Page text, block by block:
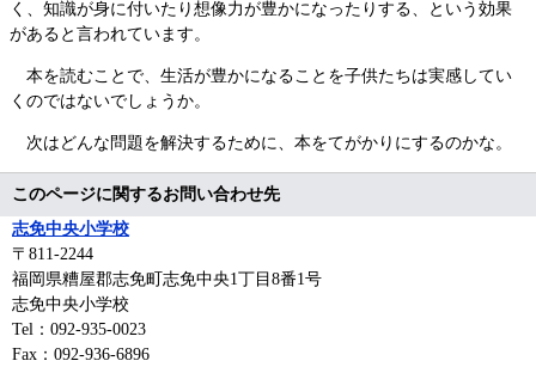
く、知識が身に付いたり想像力が豊かになったりする、という効果
があると言われています。
本を読むことで、生活が豊かになることを子供たちは実感してい
くのではないでしょうか。
次はどんな問題を解決するために、本をてがかりにするのかな。
このページに関するお問い合わせ先
志免中央小学校
〒811-2244
福岡県糟屋郡志免町志免中央1丁目8番1号
志免中央小学校
Tel：092-935-0023
Fax：092-936-6896